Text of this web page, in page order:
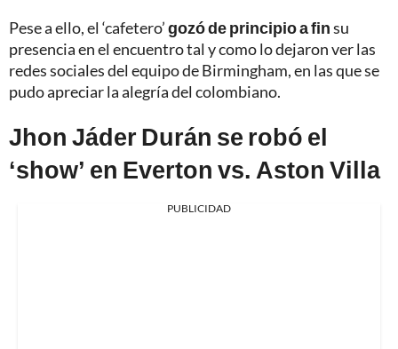
Pese a ello, el ‘cafetero’gozó de principio a finsu
presencia en el encuentro tal y como lo dejaron ver las
redes sociales del equipo de Birmingham, en las que se
pudo apreciar la alegría del colombiano.
Jhon Jáder Durán se robó el
‘show’ en Everton vs. Aston Villa
PUBLICIDAD